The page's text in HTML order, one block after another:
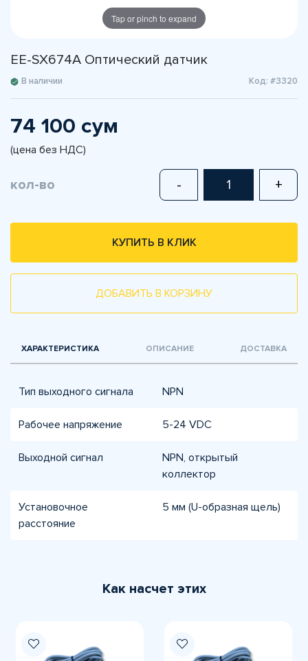
Tap or pinch to expand
EE-SX674A Оптический датчик
В наличии Код: #3320
74 100 сум
(цена без НДС)
кол-во - +
КУПИТЬ В КЛИК
ДОБАВИТЬ В КОРЗИНУ
ХАРАКТЕРИСТИКА ОПИСАНИЕ ДОСТАВКА
Тип выходного сигнала NPN
Рабочее напряжение 5-24 VDC
Выходной сигнал
NPN, открытый
коллектор
Установочное
расстояние
5 мм (U-образная щель)
Как насчет этих